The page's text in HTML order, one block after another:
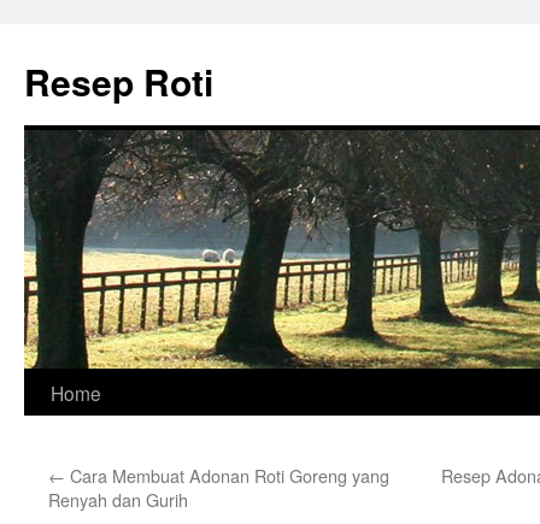
content
Resep Roti
Home
← Cara Membuat Adonan Roti Goreng yang
Renyah dan Gurih
Resep